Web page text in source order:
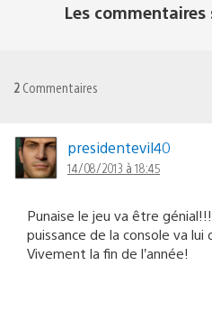
Les
2 Commentaires
presidentevil40
14/08/2013 à 18:45
Punaise le jeu va être
puissance de la console va
Vivement la fin de l’année!